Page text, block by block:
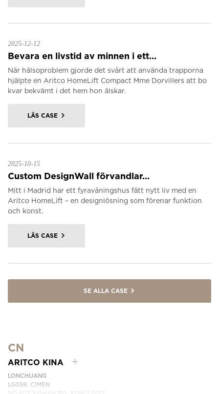
2025-12-12
Bevara en livstid av minnen i ett...
När hälsoproblem gjorde det svårt att använda trapporna
hjälpte en Aritco HomeLift Compact Mme Dorvillers att bo
kvar bekvämt i det hem hon älskar.
LÄS CASE
2025-10-15
Custom DesignWall förvandlar...
Mitt i Madrid har ett fyravåningshus fått nytt liv med en
Aritco HomeLift – en designlösning som förenar funktion
och konst.
LÄS CASE
SE ALLA CASE
CN
ARITCO KINA
LONCHUANG
LG059, CIMEN